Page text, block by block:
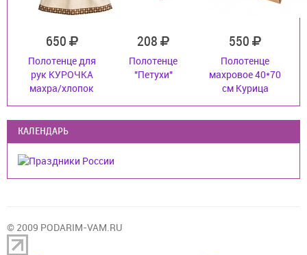
650
Полотенце для
рук КУРОЧКА
махра/хлопок
208
Полотенце
"Петухи"
550
Полотенце
махровое 40*70
см Курица
КАЛЕНДАРЬ
© 2009 PODARIM-VAM.RU